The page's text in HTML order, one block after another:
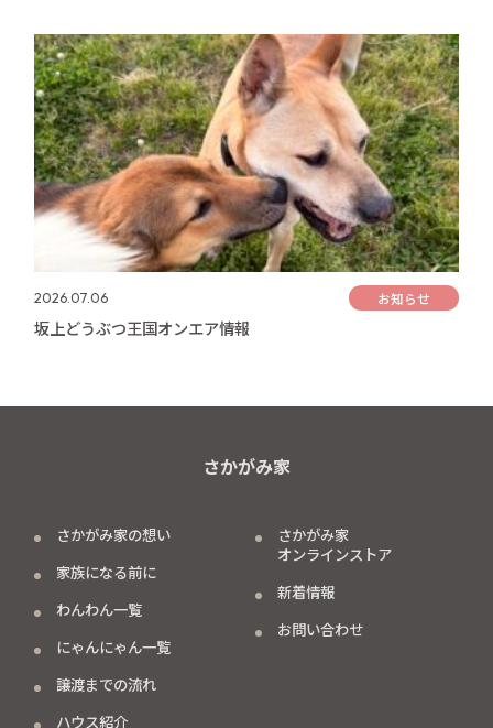
2026.07.06 お知らせ
坂上どうぶつ王国オンエア情報
さかがみ家
さかがみ家の想い
家族になる前に
わんわん一覧
にゃんにゃん一覧
譲渡までの流れ
ハウス紹介
さかがみ家
オンラインストア
新着情報
お問い合わせ